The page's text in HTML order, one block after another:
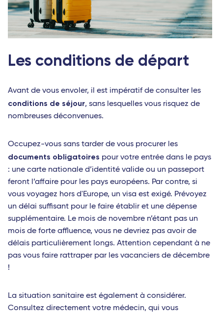
Les conditions de départ
Avant de vous envoler, il est impératif de consulter les
conditions de séjour, sans lesquelles vous risquez de
nombreuses déconvenues.
Occupez-vous sans tarder de vous procurer les
documents obligatoires pour votre entrée dans le pays
: une carte nationale d’identité valide ou un passeport
feront l’affaire pour les pays européens. Par contre, si
vous voyagez hors d'Europe, un visa est exigé. Prévoyez
un délai suffisant pour le faire établir et une dépense
supplémentaire. Le mois de novembre n’étant pas un
mois de forte affluence, vous ne devriez pas avoir de
délais particulièrement longs. Attention cependant à ne
pas vous faire rattraper par les vacanciers de décembre
!
La situation sanitaire est également à considérer.
Consultez directement votre médecin, qui vous